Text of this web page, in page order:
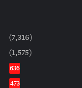
(7,316)
(1,575)
636
473